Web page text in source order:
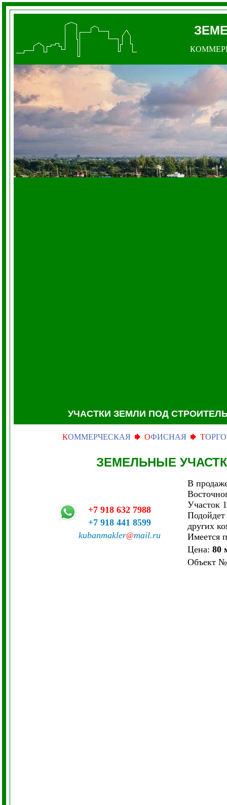
УЧАСТКИ ЗЕМЛИ ПОД
КОММЕРЧЕСКАЯ ОФИСНАЯ Т
ЗЕМЕЛЬНЫЕ
+7 918 632 7988
+7 918 441 8599
kubanmakler@mail.ru
В
Участок
Подойдет
других
Имеется
Цена: 80
Объект №